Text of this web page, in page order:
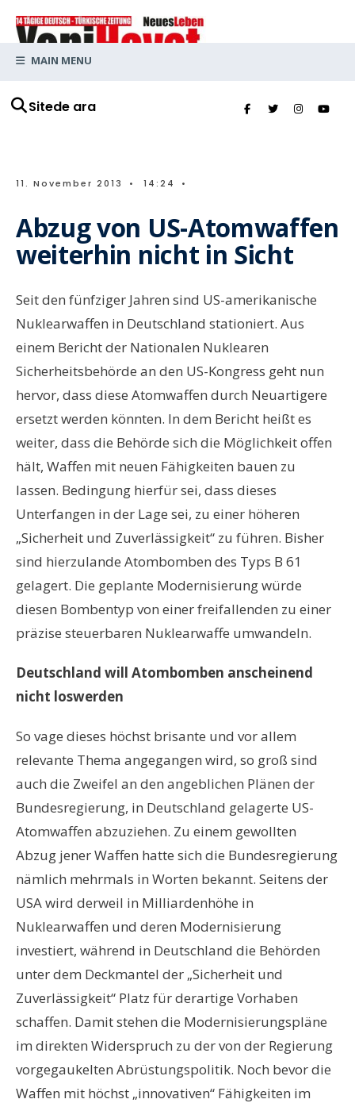
Sitede ara
MAIN MENU
11. November 2013 • 14:24 •
Abzug von US-Atomwaffen
weiterhin nicht in Sicht
Seit den fünfziger Jahren sind US-amerikanische
Nuklearwaffen in Deutschland stationiert. Aus
einem Bericht der Nationalen Nuklearen
Sicherheitsbehörde an den US-Kongress geht nun
hervor, dass diese Atomwaffen durch Neuartigere
ersetzt werden könnten. In dem Bericht heißt es
weiter, dass die Behörde sich die Möglichkeit offen
hält, Waffen mit neuen Fähigkeiten bauen zu
lassen. Bedingung hierfür sei, dass dieses
Unterfangen in der Lage sei, zu einer höheren
„Sicherheit und Zuverlässigkeit“ zu führen. Bisher
sind hierzulande Atombomben des Typs B 61
gelagert. Die geplante Modernisierung würde
diesen Bombentyp von einer freifallenden zu einer
präzise steuerbaren Nuklearwaffe umwandeln.
Deutschland will Atombomben anscheinend
nicht loswerden
So vage dieses höchst brisante und vor allem
relevante Thema angegangen wird, so groß sind
auch die Zweifel an den angeblichen Plänen der
Bundesregierung, in Deutschland gelagerte US-
Atomwaffen abzuziehen. Zu einem gewollten
Abzug jener Waffen hatte sich die Bundesregierung
nämlich mehrmals in Worten bekannt. Seitens der
USA wird derweil in Milliardenhöhe in
Nuklearwaffen und deren Modernisierung
investiert, während in Deutschland die Behörden
unter dem Deckmantel der „Sicherheit und
Zuverlässigkeit“ Platz für derartige Vorhaben
schaffen. Damit stehen die Modernisierungspläne
im direkten Widerspruch zu der von der Regierung
vorgegaukelten Abrüstungspolitik. Noch bevor die
Waffen mit höchst „innovativen“ Fähigkeiten im